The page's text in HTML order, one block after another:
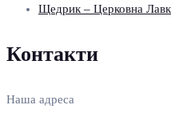
Щедрик – Церковна
Контакти
Наша адреса